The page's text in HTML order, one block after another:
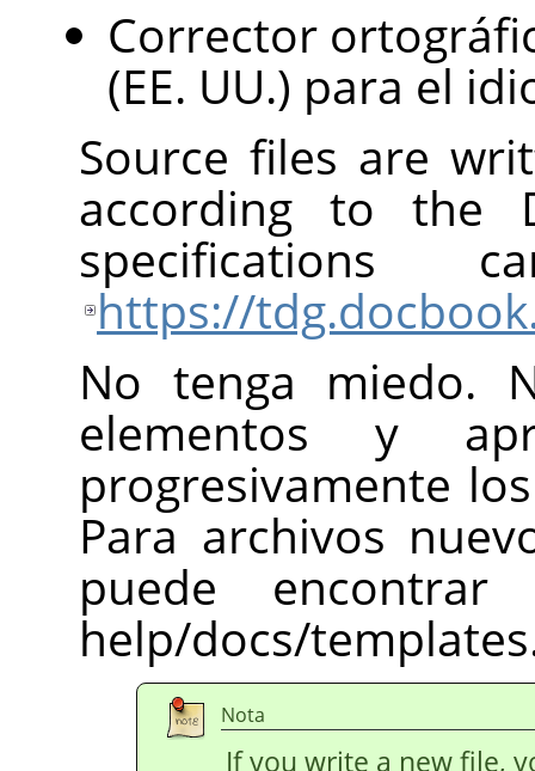
Corrector
(EE. UU.) para el
Source files are
according to the
https://
No tenga miedo.
elementos y
progresivamente
Para archivos
puede
help/docs/
Nota
If you write a new file,